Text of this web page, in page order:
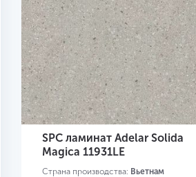
SPC ламинат Adelar Solida
Magica 11931LE
Страна производства: Вьетнам